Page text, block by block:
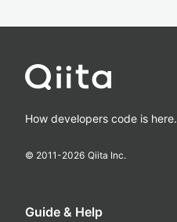
How developers code is here.
© 2011-2026 Qiita Inc.
Guide & Help